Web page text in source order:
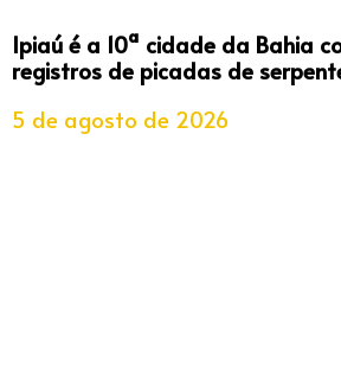
Ipiaú é a 10ª cidade da Bahia
registros de picadas de
5 de agosto de 2026